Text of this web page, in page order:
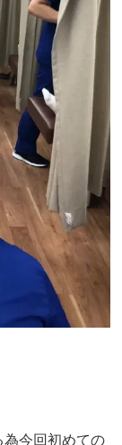
為今回初めての